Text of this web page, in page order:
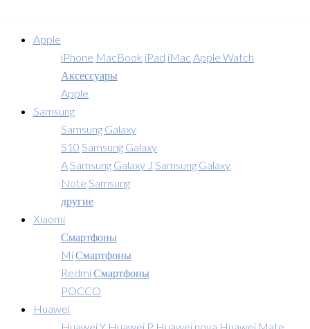
Apple
iPhone MacBook iPad iMac Apple Watch
Аксессуары
Apple
Samsung
Samsung Galaxy
S10 Samsung Galaxy
A Samsung Galaxy J Samsung Galaxy
Note Samsung
другие
Xiaomi
Смартфоны
MiСмартфоны
RedmiСмартфоны
POCCO
Huawei
Huawei Y Huawei P Huawei nova Huawei Mate